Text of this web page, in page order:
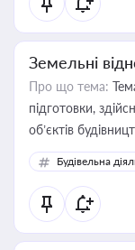
Земельні
Про що тема:
підготовки,
об’єктів
Будівельна